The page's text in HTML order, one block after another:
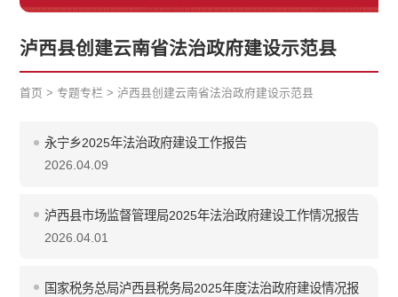
泸西县创建云南省法治政府建设示范县
首页 >专题专栏 > 泸西县创建云南省法治政府建设示范县
永宁乡2025年法治政府建设工作报告
2026.04.09
泸西县市场监督管理局2025年法治政府建设工作情况报告
2026.04.01
国家税务总局泸西县税务局2025年度法治政府建设情况报